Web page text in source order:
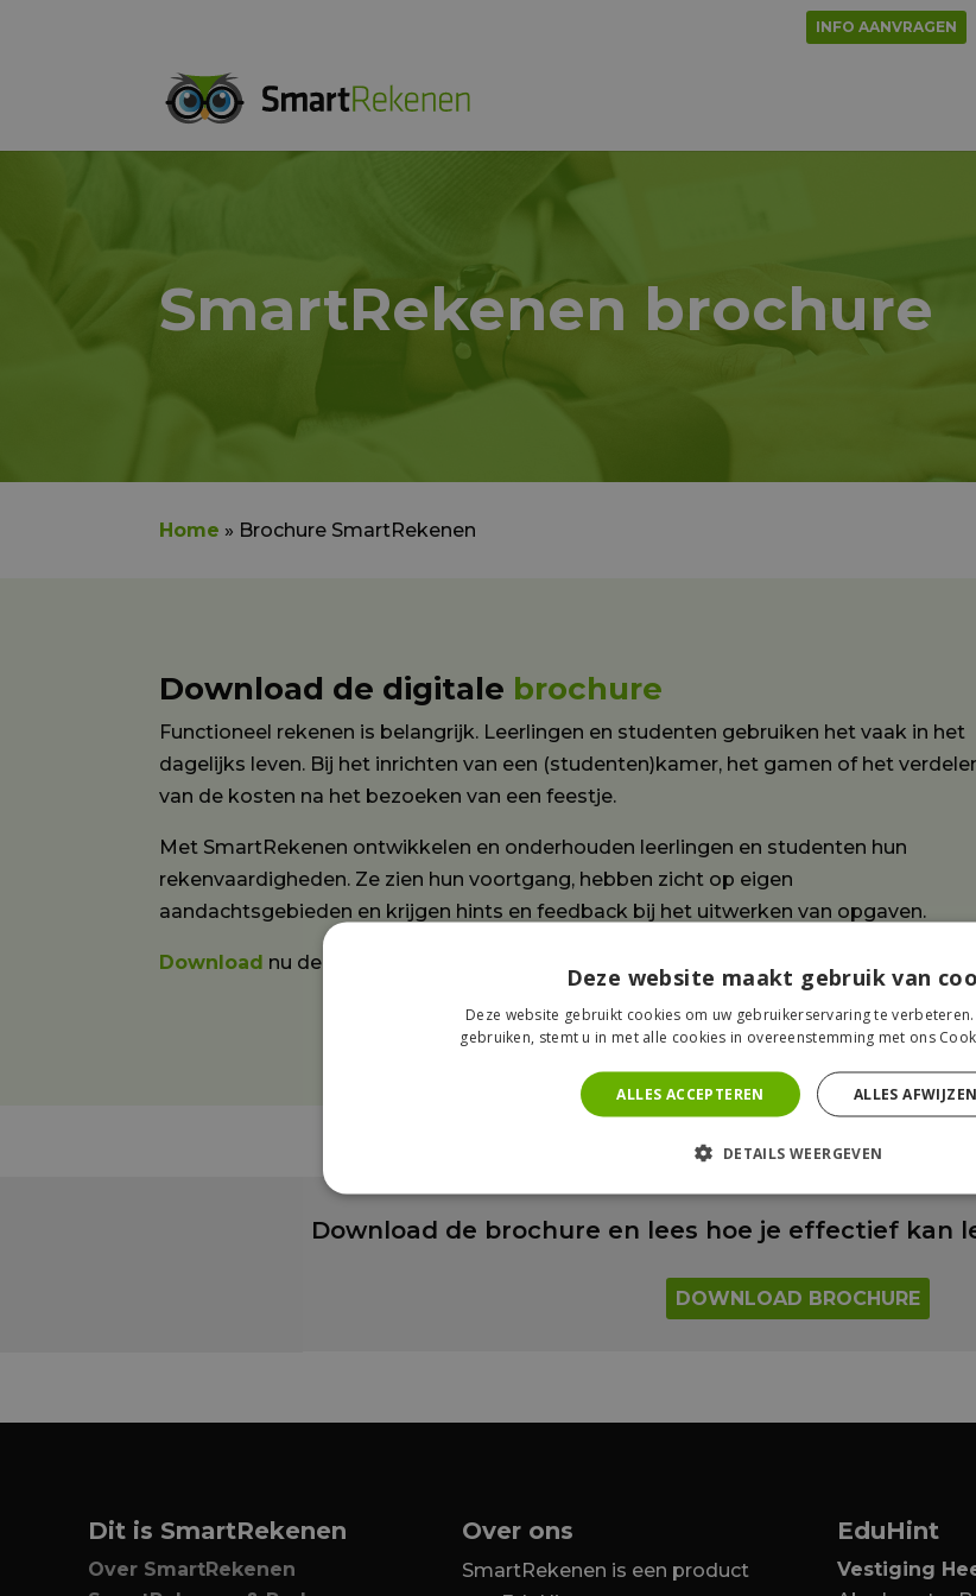
INFO AANVRAGEN
SmartRekenen brochure
Home » Brochure SmartRekenen
Download de digitale brochure
Functioneel rekenen is belangrijk. Leerlingen en studenten gebruiken het vaak in het
dagelijks leven. Bij het inrichten van een (studenten)kamer, het gamen of het
van de kosten na het bezoeken van een feestje.
Met SmartRekenen ontwikkelen en onderhouden leerlingen en studenten hun
rekenvaardigheden. Ze zien hun voortgang, hebben zicht op eigen
aandachtsgebieden en krijgen hints en feedback bij het uitwerken van opgaven.
Download nu de borchure en lees meer over SmartRekenen voor het vo en mbo.
Download de brochure en lees hoe je effectief kan
DOWNLOAD BROCHURE
Dit is SmartRekenen
Over SmartRekenen
Over ons
SmartRekenen is een product
EduHint
Vestiging
Deze website maakt gebruik van
Deze website gebruikt cookies om uw gebruikerservaring te
gebruiken, stemt u in met alle cookies in overeenstemming met ons
ALLES ACCEPTEREN ALLES AFWIJZEN
DETAILS WEERGEVEN